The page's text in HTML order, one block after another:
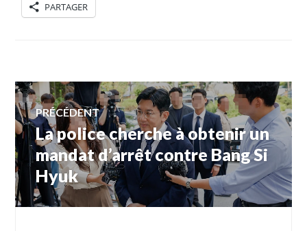
PARTAGER
Navigation
de
l’article
PRÉCÉDENT
Article
précédent :
La police cherche à obtenir un
mandat d’arrêt contre Bang Si
Hyuk